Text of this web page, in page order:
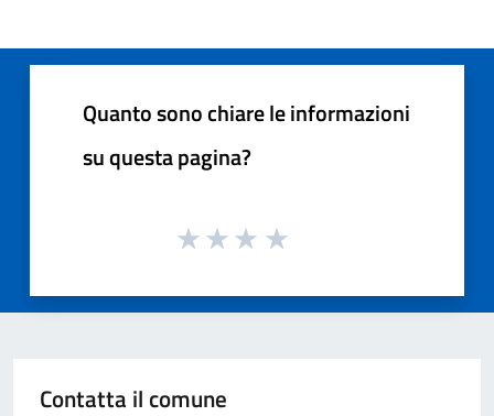
Quanto sono chiare le informazioni
su questa pagina?
Contatta il comune